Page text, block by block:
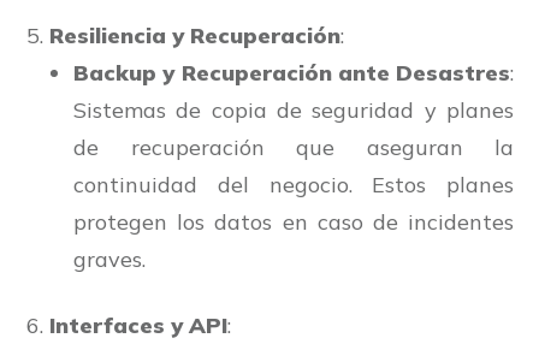
Resiliencia y Recuperación:
Backup y Recuperación ante Desastres:
Sistemas de copia de seguridad y planes
de recuperación que aseguran la
continuidad del negocio. Estos planes
protegen los datos en caso de incidentes
graves.
Interfaces y API: